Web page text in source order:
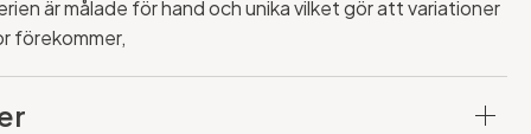
är målade för hand och unika vilket gör att variationer
förekommer,